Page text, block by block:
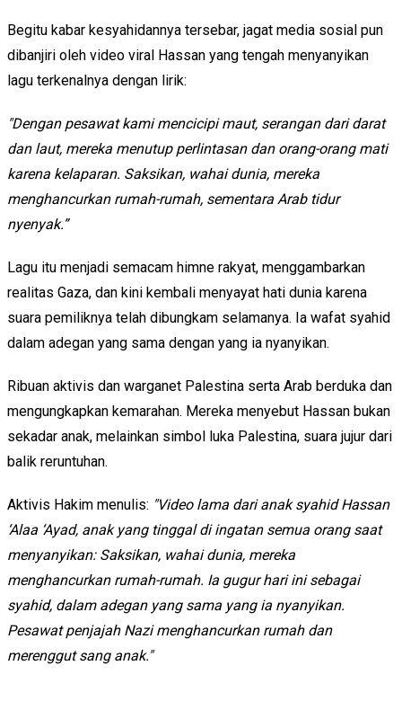
Begitu kabar kesyahidannya tersebar, jagat media sosial pun
dibanjiri oleh video viral Hassan yang tengah menyanyikan
lagu terkenalnya dengan lirik:
"Dengan pesawat kami mencicipi maut, serangan dari darat
dan laut, mereka menutup perlintasan dan orang-orang mati
karena kelaparan. Saksikan, wahai dunia, mereka
menghancurkan rumah-rumah, sementara Arab tidur
nyenyak.”
Lagu itu menjadi semacam himne rakyat, menggambarkan
realitas Gaza, dan kini kembali menyayat hati dunia karena
suara pemiliknya telah dibungkam selamanya. Ia wafat syahid
dalam adegan yang sama dengan yang ia nyanyikan.
Ribuan aktivis dan warganet Palestina serta Arab berduka dan
mengungkapkan kemarahan. Mereka menyebut Hassan bukan
sekadar anak, melainkan simbol luka Palestina, suara jujur dari
balik reruntuhan.
Aktivis Hakim menulis: "Video lama dari anak syahid Hassan
‘Alaa ‘Ayad, anak yang tinggal di ingatan semua orang saat
menyanyikan: Saksikan, wahai dunia, mereka
menghancurkan rumah-rumah. Ia gugur hari ini sebagai
syahid, dalam adegan yang sama yang ia nyanyikan.
Pesawat penjajah Nazi menghancurkan rumah dan
merenggut sang anak."